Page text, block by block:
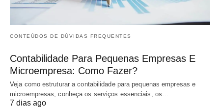
CONTEÚDOS DE DÚVIDAS FREQUENTES
Contabilidade Para Pequenas Empresas E
Microempresa: Como Fazer?
Veja como estruturar a contabilidade para pequenas empresas e
microempresas, conheça os serviços essenciais, os…
7 dias ago